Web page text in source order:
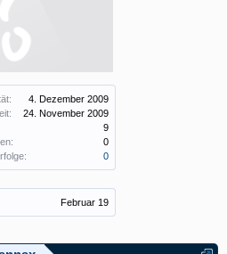
4. Dezember 2009
24. November 2009
9
0
0
Februar 19